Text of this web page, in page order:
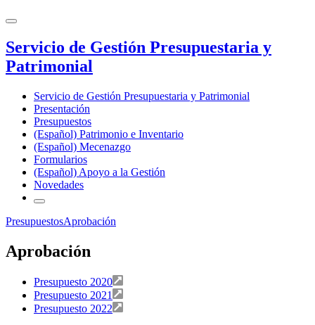
Servicio de Gestión Presupuestaria y
Patrimonial
Servicio de Gestión Presupuestaria y Patrimonial
Presentación
Presupuestos
(Español) Patrimonio e Inventario
(Español) Mecenazgo
Formularios
(Español) Apoyo a la Gestión
Novedades
PresupuestosAprobación
Aprobación
Presupuesto 2020
Presupuesto 2021
Presupuesto 2022